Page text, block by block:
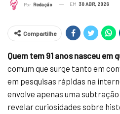
Por Redação EM 30 ABR, 2026
Compartilhe
Quem tem 91 anos nasceu em
comum que surge tanto em
em pesquisas rápidas na
envolve apenas uma
revelar curiosidades sobre